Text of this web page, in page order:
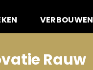
VERBOUWEN
Rauw